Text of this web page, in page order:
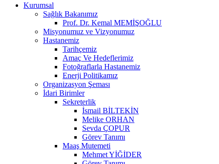
Kurumsal
Sağlık Bakanımız
Prof. Dr. Kemal MEMİŞOĞLU
Misyonumuz ve Vizyonumuz
Hastanemiz
Tarihçemiz
Amaç Ve Hedeflerimiz
Fotoğraflarla Hastanemiz
Enerji Politikamız
Organizasyon Şeması
İdari Birimler
Sekreterlik
İsmail BİLTEKİN
Melike ORHAN
Sevda ÇOPUR
Görev Tanımı
Maaş Mutemeti
Mehmet YİĞİDER